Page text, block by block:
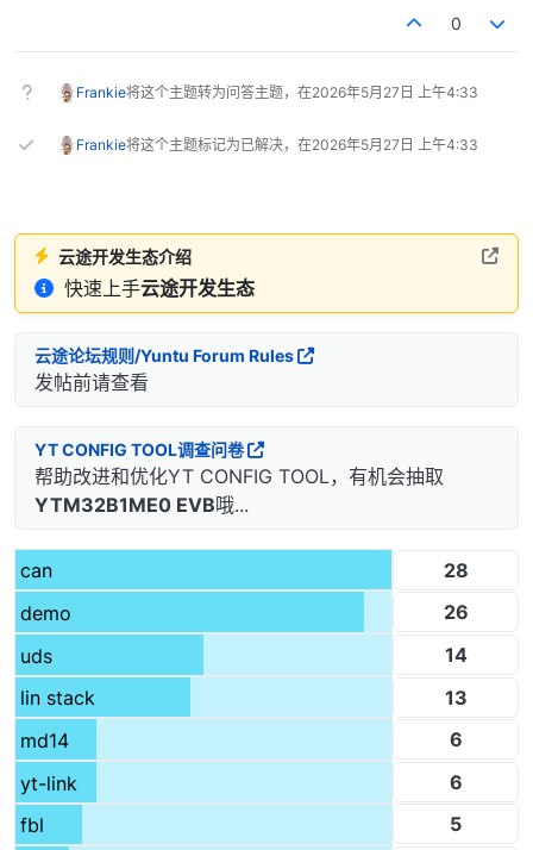
0
Frankie将这个主题转为问答主题，在2026年5月27日 上午4:33
Frankie将这个主题标记为已解决，在2026年5月27日 上午4:33
云途开发生态介绍
快速上手云途开发生态
云途论坛规则/Yuntu Forum Rules
发帖前请查看
YT CONFIG TOOL调查问卷
帮助改进和优化YT CONFIG TOOL，有机会抽取
YTM32B1ME0 EVB哦...
can
28
demo
26
uds
14
lin stack
13
md14
6
yt-link
6
fbl
5